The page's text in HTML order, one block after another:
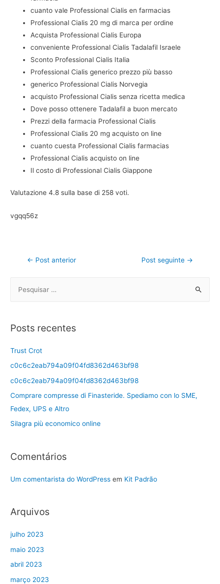
cuanto vale Professional Cialis en farmacias
Professional Cialis 20 mg di marca per ordine
Acquista Professional Cialis Europa
conveniente Professional Cialis Tadalafil Israele
Sconto Professional Cialis Italia
Professional Cialis generico prezzo più basso
generico Professional Cialis Norvegia
acquisto Professional Cialis senza ricetta medica
Dove posso ottenere Tadalafil a buon mercato
Prezzi della farmacia Professional Cialis
Professional Cialis 20 mg acquisto on line
cuanto cuesta Professional Cialis farmacias
Professional Cialis acquisto on line
Il costo di Professional Cialis Giappone
Valutazione4.8 sulla base di 258 voti.
vgqq56z
← Post anterior Post seguinte →
Posts recentes
Trust Crot
c0c6c2eab794a09f04fd8362d463bf98
c0c6c2eab794a09f04fd8362d463bf98
Comprare compresse di Finasteride. Spediamo con lo SME,
Fedex, UPS e Altro
Silagra più economico online
Comentários
Um comentarista do WordPress em Kit Padrão
Arquivos
julho 2023
maio 2023
abril 2023
março 2023